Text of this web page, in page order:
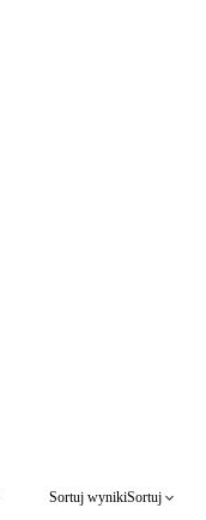
Sortuj wynikiSortuj